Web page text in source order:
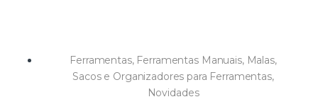
Ferramentas, Ferramentas Manuais, Malas,
Sacos e Organizadores para Ferramentas,
Novidades